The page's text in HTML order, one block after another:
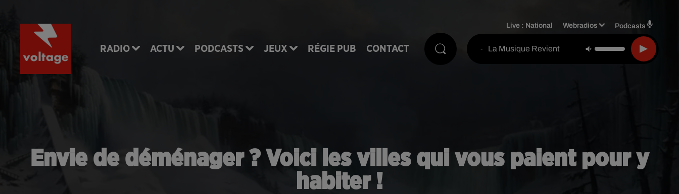
RADIO ACTU PODCASTS JEUX RÉGIE PUB CONTACT
Live : National Webradios Podcasts
- La Musique Revient
Envie de déménager ? Voici les villes qui vous paient pour y
habiter !